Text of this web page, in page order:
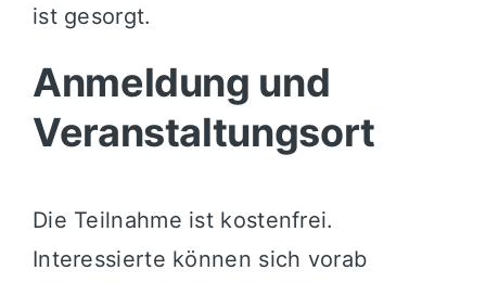
ist gesorgt.
Anmeldung und
Veranstaltungsort
Die Teilnahme ist kostenfrei.
Interessierte können sich vorab